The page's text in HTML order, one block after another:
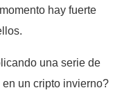
hay fuerte
una serie de
un cripto invierno?